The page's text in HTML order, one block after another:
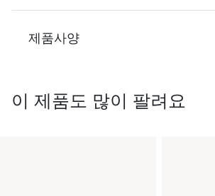
제품사양
이 제품도 많이 팔려요